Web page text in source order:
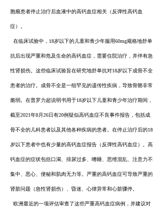
胞瘤患者停止治疗后血液中的高钙血症相关（反弹性高钙血
症）。
在临床试验中，18岁以下的儿童和青少年服用60mg规格地舒单
抗后出现严重和危及生命的高钙血症，需要住院治疗，并伴有急
性肾损伤。这些临床试验旨在研究地舒单抗对18岁以下成骨不全
患者的治疗。成骨不全是一组罕见的遗传性疾病，导致骨骼非常
脆弱。在普罗力超说明书用于18岁以下儿童和青少年治疗期间，
截至2021年8月26日有20例疑似高钙血症不良事件报告，包括成
骨不全的儿科患者以及其他各种疾病的患者。在停止治疗后的18
岁以下患者中也有少量的高钙血症报告（反弹性高钙血症）。高
钙血症的症状包括口渴、排尿过多、嗜睡、思维混乱、注意力不
集中、恶心、便秘和肌肉无力等。严重的高钙血症可导致严重的
肾脏问题（急性肾损伤）、昏迷、心律异常和心脏骤停。
欧洲最近的一项评估审查了这些严重高钙血症病例，并建议对